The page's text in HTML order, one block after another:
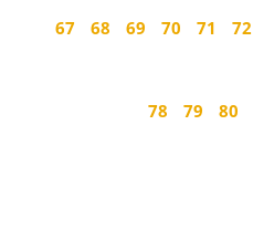
67 68 69 70 71 72
78 79 80